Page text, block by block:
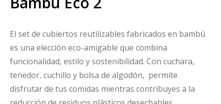
El set de cubiertos reutilizables fabricados en bambú
es una elección eco-amigable que combina
funcionalidad, estilo y sostenibilidad. Con cuchara,
tenedor, cuchillo y bolsa de algodón, permite
disfrutar de tus comidas mientras contribuyes a la